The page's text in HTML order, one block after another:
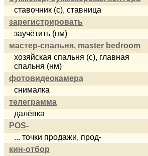
ставочник (с), ставница
зарегистрировать
заучётить (нм)
мастер-спальня, master bedroom
хозяйская спальня (c), главная
спальня (нм)
фотовидеокамера
снималка
телеграмма
далёвка
POS-
... точки продажи, прод-
кин-отбор